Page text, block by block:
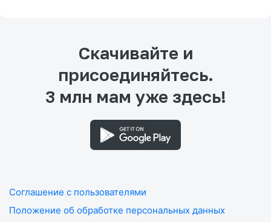
Скачивайте и
присоединяйтесь.
3 млн мам уже здесь!
Соглашение с пользователями
Положение об обработке персональных данных